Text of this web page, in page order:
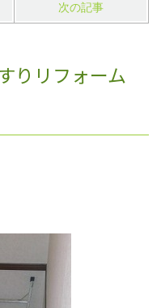
次の記事
りリフォーム